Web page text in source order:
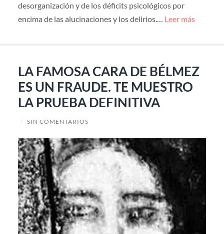
desorganización y de los déficits psicológicos por
encima de las alucinaciones y los delirios.… Leer más
LA FAMOSA CARA DE BÉLMEZ
ES UN FRAUDE. TE MUESTRO
LA PRUEBA DEFINITIVA
/ SIN COMENTARIOS